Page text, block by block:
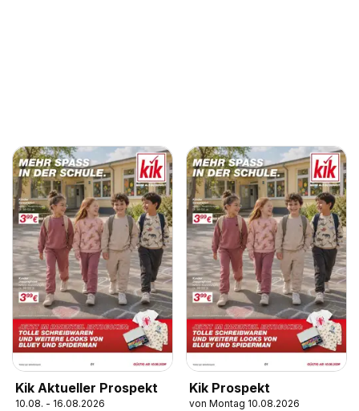
Kik Aktueller Prospekt
10.08. - 16.08.2026
Kik Prospekt
von Montag 10.08.2026